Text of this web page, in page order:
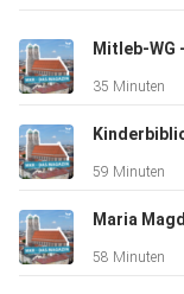
35 Minuten
59 Minuten
58 Minuten